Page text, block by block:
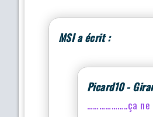
MSI a écrit :
Picard10 -
………………..ça ne